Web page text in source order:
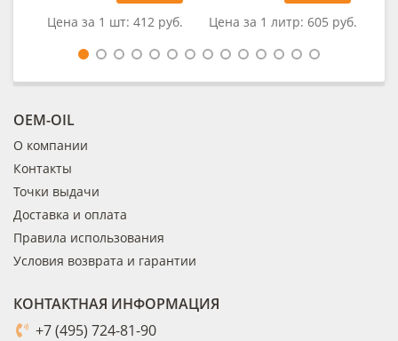
Цена за 1 шт: 412 руб.
Цена за 1 литр: 605 руб.
OEM-OIL
О компании
Контакты
Точки выдачи
Доставка и оплата
Правила использования
Условия возврата и гарантии
КОНТАКТНАЯ ИНФОРМАЦИЯ
+7 (495) 724-81-90